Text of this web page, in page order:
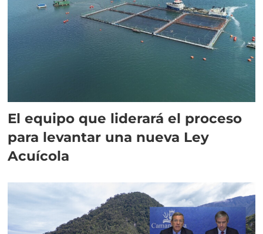
El equipo que liderará el proceso
para levantar una nueva Ley
Acuícola